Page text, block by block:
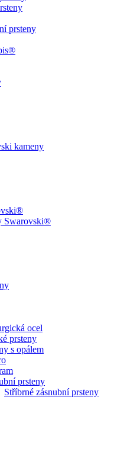
prsteny
kameny
Swarovski®
ocel
prsteny
s opálem
prsteny
Stříbrné zásnubní prsteny